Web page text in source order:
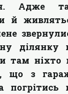
Адже
й
ділянку
там ніхто
що з
погрітись